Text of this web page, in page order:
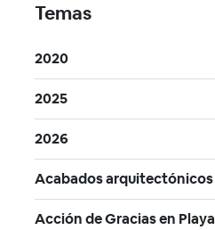
Temas
2020
2025
2026
Acabados arquitectónicos
Acción de Gracias en Playa